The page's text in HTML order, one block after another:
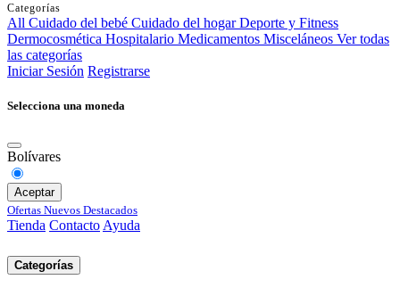
Categorías
All Cuidado del bebé Cuidado del hogar Deporte y Fitness
Dermocosmética Hospitalario Medicamentos Misceláneos Ver todas
las categorías
Iniciar Sesión Registrarse
Selecciona una moneda
Bolívares
Aceptar
Ofertas Nuevos Destacados
Tienda Contacto Ayuda
Categorías